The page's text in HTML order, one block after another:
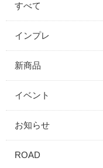
すべて
インプレ
新商品
イベント
お知らせ
ROAD